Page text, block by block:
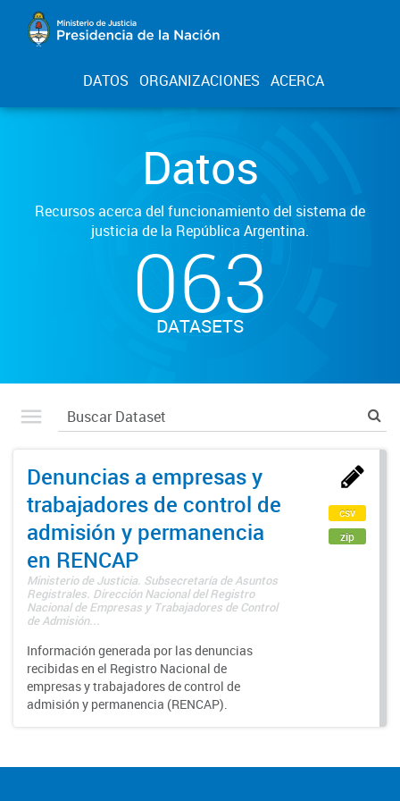
DATOS ORGANIZACIONES ACERCA
Datos
Recursos acerca del funcionamiento del sistema de
justicia de la República Argentina.
063
DATASETS
Denuncias a empresas y
trabajadores de control de
admisión y permanencia
en RENCAP
Ministerio de Justicia. Subsecretaría de Asuntos
Registrales. Dirección Nacional del Registro
Nacional de Empresas y Trabajadores de Control
de Admisión...
Información generada por las denuncias
recibidas en el Registro Nacional de
empresas y trabajadores de control de
admisión y permanencia (RENCAP).
csv
zip